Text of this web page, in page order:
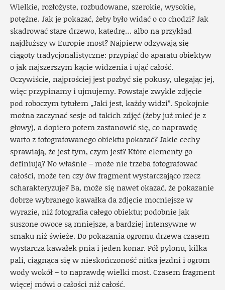
Wielkie, rozłożyste, rozbudowane, szerokie, wysokie,
potężne. Jak je pokazać, żeby było widać o co chodzi? Jak
skadrować stare drzewo, katedrę… albo na przykład
najdłuższy w Europie most? Najpierw odzywają się
ciągoty tradycjonalistyczne: przypiąć do aparatu obiektyw
o jak najszerszym kącie widzenia i ująć całość.
Oczywiście, najprościej jest pozbyć się pokusy, ulegając jej,
więc przypinamy i ujmujemy. Powstaje zwykle zdjęcie
pod roboczym tytułem „Jaki jest, każdy widzi”. Spokojnie
można zaczynać sesje od takich zdjęć (żeby już mieć je z
głowy), a dopiero potem zastanowić się, co naprawdę
warto z fotografowanego obiektu pokazać? Jakie cechy
sprawiają, że jest tym, czym jest? Które elementy go
definiują? No właśnie – może nie trzeba fotografować
całości, może ten czy ów fragment wystarczająco rzecz
scharakteryzuje? Ba, może się nawet okazać, że pokazanie
dobrze wybranego kawałka da zdjęcie mocniejsze w
wyrazie, niż fotografia całego obiektu; podobnie jak
suszone owoce są mniejsze, a bardziej intensywne w
smaku niż świeże. Do pokazania ogromu drzewa czasem
wystarcza kawałek pnia i jeden konar. Pół pylonu, kilka
pali, ciągnąca się w nieskończoność nitka jezdni i ogrom
wody wokół – to naprawdę wielki most. Czasem fragment
więcej mówi o całości niż całość.